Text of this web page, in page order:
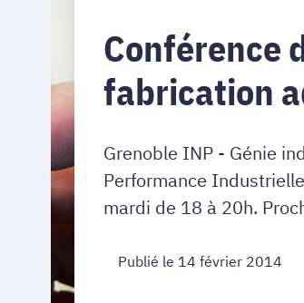
Conférence
fabrication
Grenoble INP - Génie
Performance
mardi de 18 à 20h.
Publié le 14 février 2014